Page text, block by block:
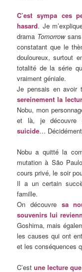
C’est sympa ces
hasard. Je
drama Tomorrowsans
constatant que le
douloureux, surtout
totalité de la série
vraiment géniale.
Je pensais en avoir
sereinement la
Nobu, mon
et là, je découvre
suicide…
Nobu a quitté la
mutation à São
cours privé, le soir
Il a un certain
famille.
On découvre sa
souvenirs lui
Goshima, mais
les causes qui ont
et les conséquences
C’estune lecture